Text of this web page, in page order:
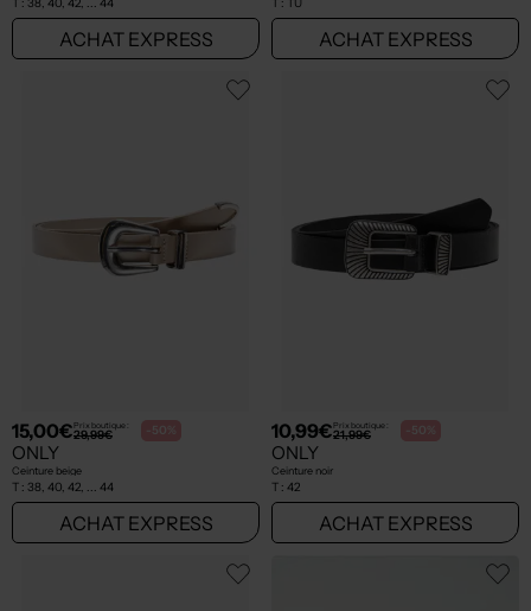
T : 38, 40, 42, ... 44
ACHAT EXPRESS
T : TU
ACHAT EXPRESS
15,00€Prix boutique :
29,99€ -50%
ONLY
Ceinture beige
T : 38, 40, 42, ... 44
ACHAT EXPRESS
10,99€Prix boutique :
21,99€ -50%
ONLY
Ceinture noir
T : 42
ACHAT EXPRESS